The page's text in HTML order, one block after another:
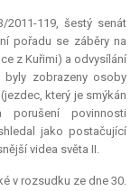
119, šestý senát
pořadu se záběry na
z Kuřimi) a odvysílání
byly zobrazeny osoby
který je smýkán
povinnosti
jako postačující
videa světa II.
v rozsudku ze dne 30.